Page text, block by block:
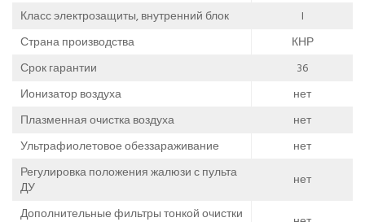
Класс электрозащиты, внутренний блок
I
Страна производства
КНР
Срок гарантии
36
Ионизатор воздуха
нет
Плазменная очистка воздуха
нет
Ультрафиолетовое обеззараживание
нет
Регулировка положения жалюзи с пульта
ДУ
нет
Дополнительные фильтры тонкой очистки